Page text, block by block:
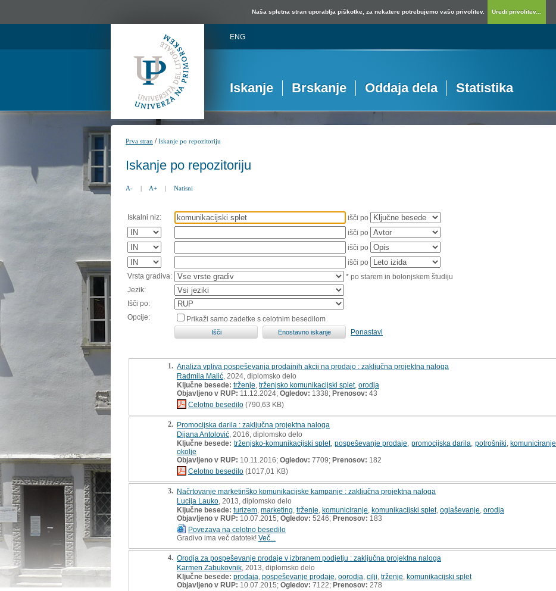
Naša spletna stran uporablja piškotke, za nekatere potrebujemo vašo privolitev. Uredi privolitev...
ENG
Iskanje Brskanje Oddaja dela Statistika
Prva stran /Iskanje po repozitoriju
Iskanje po repozitoriju
A- | A+ | Natisni
Iskalni niz:
išči po
išči po
išči po
išči po
Vrsta gradiva:
* po starem in bolonjskem študiju
Jezik:
Išči po:
Opcije:
Prikaži samo zadetke s celotnim besedilom
Ponastavi
1. Analiza vpliva pospeševanja prodajnih akcij na prodajo : zaključna projektna naloga
Radmila Malić , 2024, diplomsko delo
Ključne besede: trženje trženjsko komunikacijski splet, orodja
Objavljeno v RUP: 11.12.2024; Ogledov: 1338; Prenosov: 43
Celotno besedilo (790,63 KB)
2. Promocijska darila : zaključna projektna naloga
Dijana Antolović , 2016, diplomsko delo
Ključne besede: trženjsko-komunikacijski splet, pospeševanje prodaje promocijska darila potrošniki ,komuniciranje
okolje
Objavljeno v RUP: 10.11.2016; Ogledov: 7709; Prenosov: 182
Celotno besedilo (1017,01 KB)
3. Načrtovanje marketinško komunikacijske kampanje : zaključna projektna naloga
Lucija Lauko , 2013, diplomsko delo
Ključne besede: turizem marketing trženje komuniciranje komunikacijski splet, oglaševanje orodja
Objavljeno v RUP: 10.07.2015; Ogledov: 5246; Prenosov: 183
Povezava na celotno besedilo
Gradivo ima več datotek! Več...
4. Orodja za pospeševanje prodaje v izbranem podjetju : zaključna projektna naloga
Karmen Zabukovnik , 2013, diplomsko delo
Ključne besede: prodaja pospeševanje prodaje oorodja cilji trženje komunikacijski splet
Objavljeno v RUP: 10.07.2015; Ogledov: 7122; Prenosov: 278